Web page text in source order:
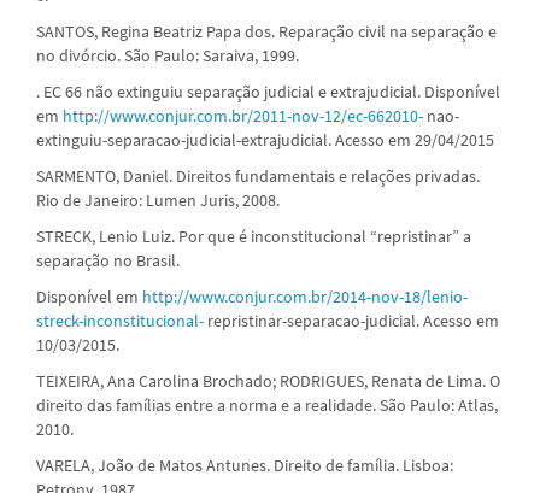
SANTOS, Regina Beatriz Papa dos. Reparação civil na separação e
no divórcio. São Paulo: Saraiva, 1999.
. EC 66 não extinguiu separação judicial e extrajudicial. Disponível
em http://www.conjur.com.br/2011-nov-12/ec-662010- nao-
extinguiu-separacao-judicial-extrajudicial. Acesso em 29/04/2015
SARMENTO, Daniel. Direitos fundamentais e relações privadas.
Rio de Janeiro: Lumen Juris, 2008.
STRECK, Lenio Luiz. Por que é inconstitucional “repristinar” a
separação no Brasil.
Disponível em http://www.conjur.com.br/2014-nov-18/lenio-
streck-inconstitucional- repristinar-separacao-judicial. Acesso em
10/03/2015.
TEIXEIRA, Ana Carolina Brochado; RODRIGUES, Renata de Lima. O
direito das famílias entre a norma e a realidade. São Paulo: Atlas,
2010.
VARELA, João de Matos Antunes. Direito de família. Lisboa: